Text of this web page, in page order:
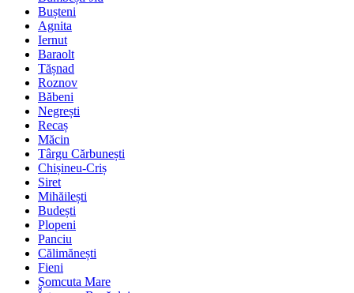
Bușteni
Agnita
Iernut
Baraolt
Tășnad
Roznov
Băbeni
Negrești
Recaș
Măcin
Târgu Cărbunești
Chișineu-Criș
Siret
Mihăilești
Budești
Plopeni
Panciu
Călimănești
Fieni
Șomcuta Mare